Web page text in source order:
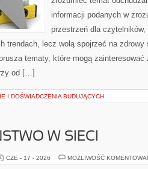
informacji podanych w
przestrzeń dla
trendach, lecz wolą spojrzeć na
tematy, które mogą
od […]
I DOŚWIADCZENIA BUDUJĄCYCH
W SIECI
CZE - 17 - 2026 MOŻLIWOŚĆ